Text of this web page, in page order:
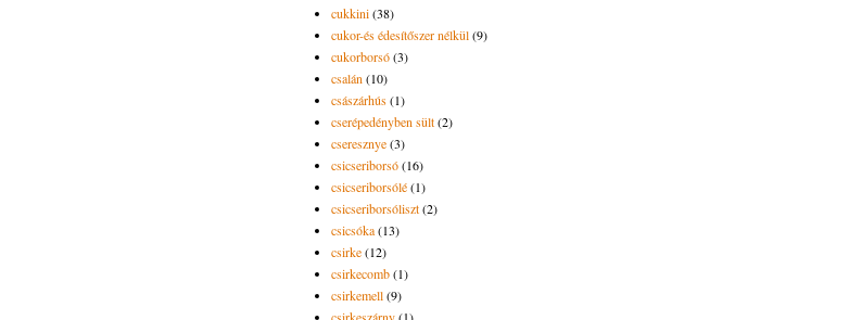
cukkini(38)
cukor-és édesítőszer nélkül(9)
cukorborsó(3)
csalán(10)
császárhús(1)
cserépedényben sült(2)
cseresznye(3)
csicseriborsó(16)
csicseriborsólé(1)
csicseriborsóliszt(2)
csicsóka(13)
csirke(12)
csirkecomb(1)
csirkemell(9)